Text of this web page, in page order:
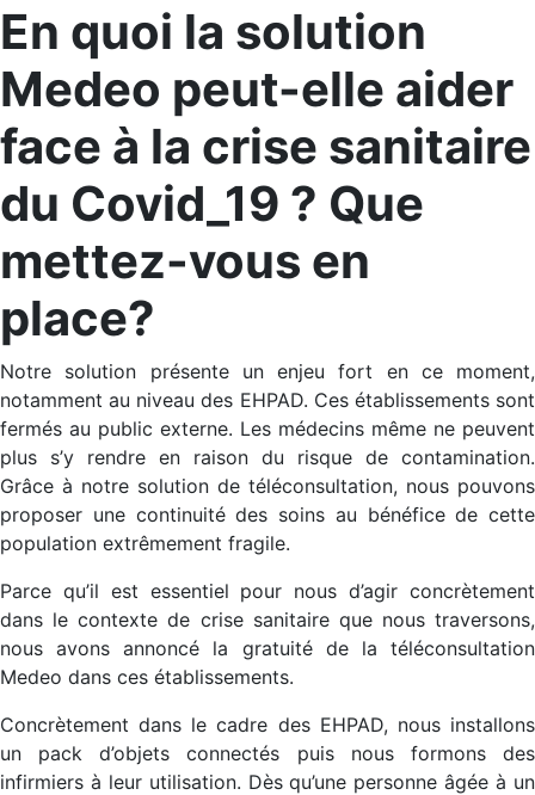
En quoi la solution
Medeo peut-elle aider
face à la crise sanitaire
du Covid_19 ? Que
mettez-vous en
place?
Notre solution présente un enjeu fort en ce moment,
notamment au niveau des EHPAD. Ces établissements sont
fermés au public externe. Les médecins même ne peuvent
plus s’y rendre en raison du risque de contamination.
Grâce à notre solution de téléconsultation, nous pouvons
proposer une continuité des soins au bénéfice de cette
population extrêmement fragile.
Parce qu’il est essentiel pour nous d’agir concrètement
dans le contexte de crise sanitaire que nous traversons,
nous avons annoncé la gratuité de la téléconsultation
Medeo dans ces établissements.
Concrètement dans le cadre des EHPAD, nous installons
un pack d’objets connectés puis nous formons des
infirmiers à leur utilisation. Dès qu’une personne âgée à un